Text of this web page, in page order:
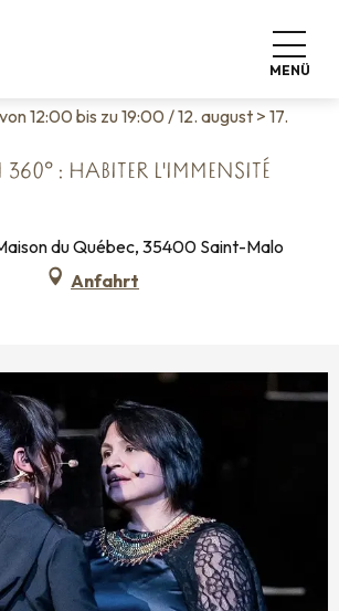
MENÜ
Veranstaltungskalender
360° : Habiter l'immensité
12:00 bis zu 19:00 / 12. august > 17.
360° : HABITER L'IMMENSITÉ
du Québec, 35400 Saint-Malo
Anfahrt
favoris